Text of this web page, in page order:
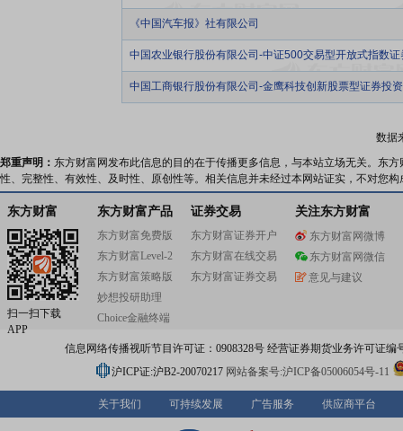
《中国汽车报》社有限公司
中国农业银行股份有限公司-中证500交易型开放式指数
中国工商银行股份有限公司-金鹰科技创新股票型证券投
数据
郑重声明： 东方财富网发布此信息的目的在于传播更多信息，与本站立场无关。东
性、完整性、有效性、及时性、原创性等。相关信息并未经过本网站证实，不对您
东方财富
扫一扫下载
APP
东方财富产品
东方财富免费版
东方财富Level-2
东方财富策略版
妙想投研助理
Choice金融终端
证券交易
东方财富证券开户
东方财富在线交易
东方财富证券交易
关注东方财富
东方财富网微博
东方财富网微信
意见与建议
信息网络传播视听节目许可证：0908328号 经营证券期货业务许可证编
沪ICP证:沪B2-20070217 网站备案号:沪ICP备05006054号-11
关于我们 可持续发展 广告服务 供应商平台